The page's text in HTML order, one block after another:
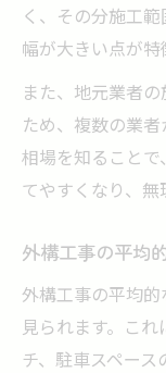
外構工
防犯性
外構工
駐車場
外構工事で
外構工
予算内
後悔し
外構工
必要最
く、その分施工
幅が大きい点が特
また、地元業者
ため、複数の業者
相場を知ること
てやすくなり、無
外構工事の平均
外構工事の平均
見られます。こ
チ、駐車スペー